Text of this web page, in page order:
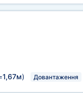
1,67м) Довантаження